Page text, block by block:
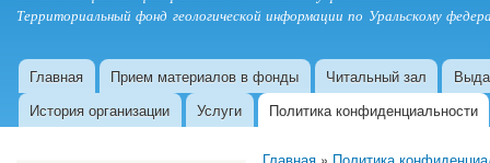
Территориальный фонд геологической информации по Уральскому
Главное меню
Главная Прием материалов в фонды Читальный зал
История организации
Услуги Политика конфиденциальности